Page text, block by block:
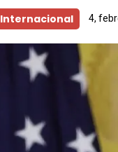
Internacional 4,